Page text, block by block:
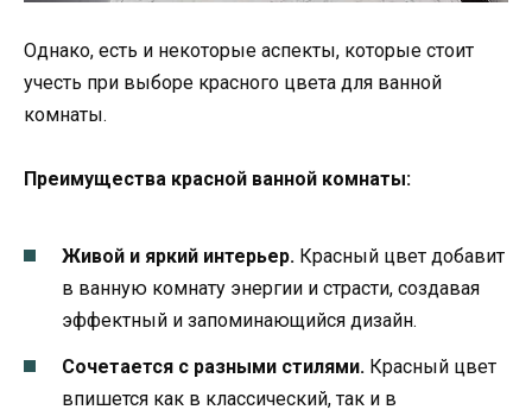
Однако, есть и некоторые аспекты, которые стоит
учесть при выборе красного цвета для ванной
комнаты.
Преимущества красной ванной комнаты:
Живой и яркий интерьер. Красный цвет добавит
в ванную комнату энергии и страсти, создавая
эффектный и запоминающийся дизайн.
Сочетается с разными стилями. Красный цвет
впишется как в классический, так и в